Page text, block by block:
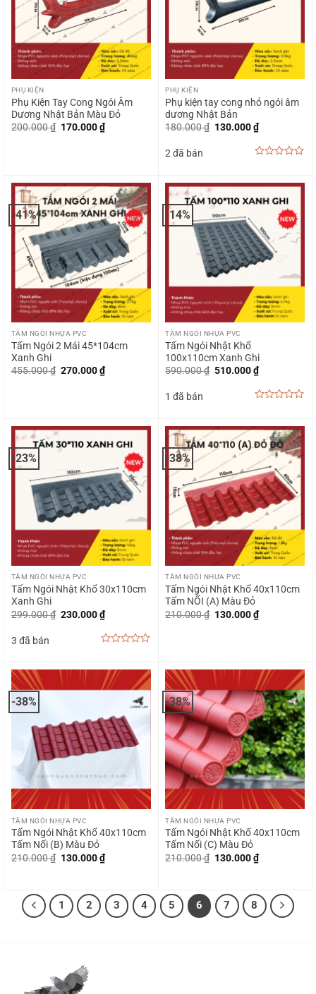
PHỤ KIỆN
Phụ Kiện Tay Cong Ngói Âm
Dương Nhật Bản Màu Đỏ
200.000₫ Giá
170.000₫Giá
hiện
PHỤ KIỆN
Phụ kiện tay cong nhỏ ngói âm
dương Nhật Bản
180.000₫ Giá
180.000 ₫.
130.000₫Giá
hiện
tại
là:
2 đã bán
of
-41%
TẤM NGÓI NHỰA PVC
Tấm Ngói 2 Mái 45*104cm
Xanh Ghi
455.000₫ Giá
270.000₫Giá
hiện
-14%
TẤM NGÓI NHỰA PVC
Tấm Ngói Nhật Khổ
100x110cm Xanh Ghi
590.000₫ Giá
590.000 ₫.
510.000₫Giá
hiện
tại
là:
1 đã bán
of
-23%
TẤM NGÓI NHỰA PVC
Tấm Ngói Nhật Khổ 30x110cm
Xanh Ghi
299.000₫ Giá
299.000 ₫.
230.000₫Giá
hiện
tại
là:
3 đã bán
of
5
-38%
TẤM NGÓI NHỰA PVC
Tấm Ngói Nhật Khổ 40x110cm
Tấm NỐI (A) Màu Đỏ
210.000₫ Giá
130.000₫Giá
hiện
-38%
TẤM NGÓI NHỰA PVC
Tấm Ngói Nhật Khổ 40x110cm
Tấm Nối (B) Màu Đỏ
210.000₫ Giá
130.000₫Giá
hiện
130.000 ₫.
-38%
TẤM NGÓI NHỰA PVC
Tấm Ngói Nhật Khổ 40x110cm
Tấm Nối (C) Màu Đỏ
210.000₫ Giá
130.000₫Giá
hiện
130.000 ₫.
1 2 3 4 5 6 7 8